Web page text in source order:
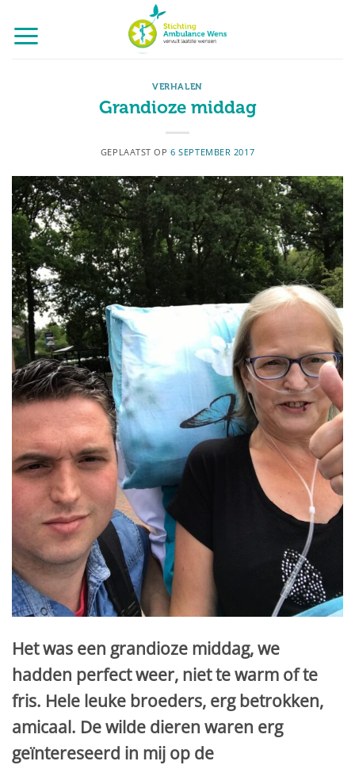
naar
inhoud
VERHALEN
Grandioze middag
GEPLAATST OP6 SEPTEMBER 2017
Het was een grandioze middag, we
hadden perfect weer, niet te warm of te
fris. Hele leuke broeders, erg betrokken,
amicaal. De wilde dieren waren erg
geïntereseerd in mij op de